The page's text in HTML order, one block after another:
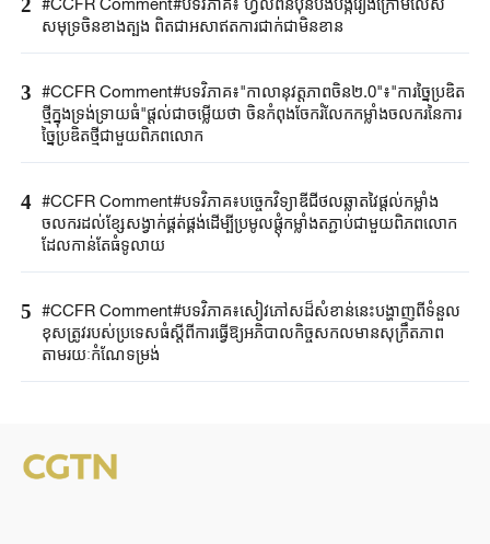
2
សមុទ្រចិនខាងត្បូង ពិតជាអសាឥតការជាក់ជាមិនខាន
3 #CCFR Comment#បទវិភាគ៖"កាលានុវត្តភាពចិន២.0"៖"ការច្នៃប្រឌិត
ថ្មីក្នុងទ្រង់ទ្រាយធំ"ផ្តល់ជាចម្លើយថា ចិនកំពុងចែករំលែកកម្លាំងចលករនៃការ
ច្នៃប្រឌិតថ្មីជាមួយពិភពលោក
4 #CCFR Comment#បទវិភាគ៖បច្ចេកវិទ្យាឌីជីថលឆ្លាតវៃផ្តល់កម្លាំង
ចលករដល់ខ្សែសង្វាក់ផ្គត់ផ្គង់ដើម្បីប្រមូលផ្តុំកម្លាំងតភ្ជាប់ជាមួយពិភពលោក
ដែលកាន់តែធំទូលាយ
5 #CCFR Comment#បទវិភាគ៖សៀវភៅសដ៏សំខាន់នេះបង្ហាញពីទំនួល
ខុសត្រូវរបស់ប្រទេសធំស្តីពីការធ្វើឱ្យអភិបាលកិច្ចសកលមានសុក្រឹតភាព
តាមរយៈកំណែទម្រង់